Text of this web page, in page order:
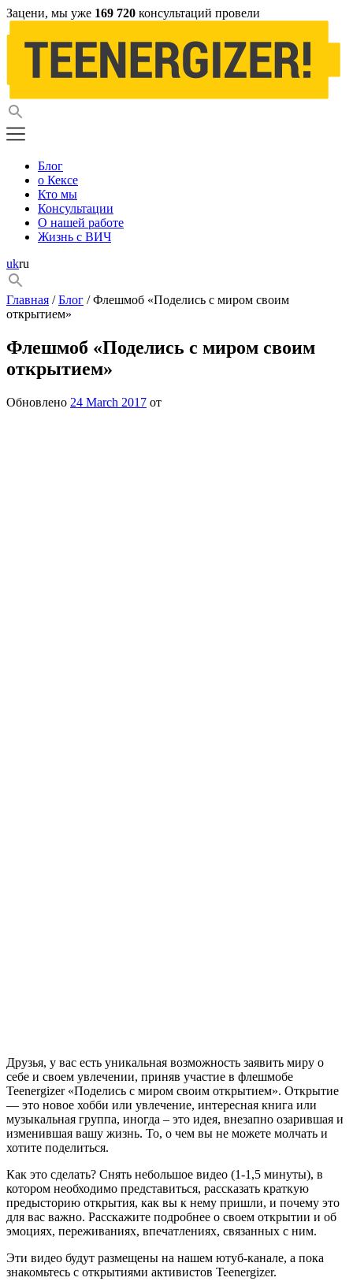
Зацени, мы уже 169 720 консультаций провели
Блог
о Кексе
Кто мы
Консультации
О нашей работе
Жизнь с ВИЧ
ukru
Главная /Блог / Флешмоб «Поделись с миром своим
открытием»
Флешмоб «Поделись с миром своим
открытием»
Обновлено 24 March 2017 от
Друзья, у вас есть уникальная возможность заявить миру о
себе и своем увлечении, приняв участие в флешмобе
Teenergizer «Поделись с миром своим открытием». Открытие
— это новое хобби или увлечение, интересная книга или
музыкальная группа, иногда – это идея, внезапно озарившая и
изменившая вашу жизнь. То, о чем вы не можете молчать и
хотите поделиться.
Как это сделать? Снять небольшое видео (1-1,5 минуты), в
котором необходимо представиться, рассказать краткую
предысторию открытия, как вы к нему пришли, и почему это
для вас важно. Расскажите подробнее о своем открытии и об
эмоциях, переживаниях, впечатлениях, связанных с ним.
Эти видео будут размещены на нашем ютуб-канале, а пока
знакомьтесь с открытиями активистов Teenergizer.